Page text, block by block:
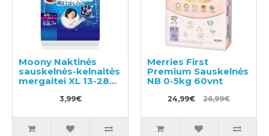
Moony Naktinės
sauskelnės-kelnaitės
mergaitei XL 13-28kg
3,99€
Merries First
Premium Sauskelnės
NB 0-5kg 60vnt
24,99€ 26,99€